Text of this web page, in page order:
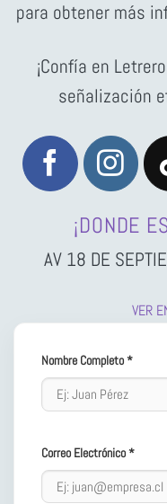
para obtener más
¡Confía en
señalización
¡DONDE
AV 18 DE
VER
Nombre Completo *
Correo Electrónico *